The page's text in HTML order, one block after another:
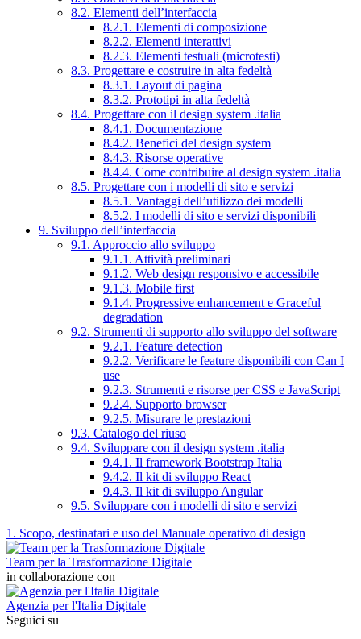
8.2. Elementi dell’interfaccia
8.2.1. Elementi di composizione
8.2.2. Elementi interattivi
8.2.3. Elementi testuali (microtesti)
8.3. Progettare e costruire in alta fedeltà
8.3.1. Layout di pagina
8.3.2. Prototipi in alta fedeltà
8.4. Progettare con il design system .italia
8.4.1. Documentazione
8.4.2. Benefici del design system
8.4.3. Risorse operative
8.4.4. Come contribuire al design system .italia
8.5. Progettare con i modelli di sito e servizi
8.5.1. Vantaggi dell’utilizzo dei modelli
8.5.2. I modelli di sito e servizi disponibili
9. Sviluppo dell’interfaccia
9.1. Approccio allo sviluppo
9.1.1. Attività preliminari
9.1.2. Web design responsivo e accessibile
9.1.3. Mobile first
9.1.4. Progressive enhancement e Graceful
degradation
9.2. Strumenti di supporto allo sviluppo del software
9.2.1. Feature detection
9.2.2. Verificare le feature disponibili con Can I
use
9.2.3. Strumenti e risorse per CSS e JavaScript
9.2.4. Supporto browser
9.2.5. Misurare le prestazioni
9.3. Catalogo del riuso
9.4. Sviluppare con il design system .italia
9.4.1. Il framework Bootstrap Italia
9.4.2. Il kit di sviluppo React
9.4.3. Il kit di sviluppo Angular
9.5. Sviluppare con i modelli di sito e servizi
1. Scopo, destinatari e uso del Manuale operativo di design
Team per la Trasformazione Digitale
in collaborazione con
Agenzia per l'Italia Digitale
Seguici su